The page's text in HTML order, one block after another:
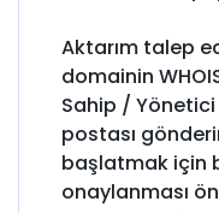
Aktarım talep
domainin
Sahip /
postası
başlatmak için
onaylanması